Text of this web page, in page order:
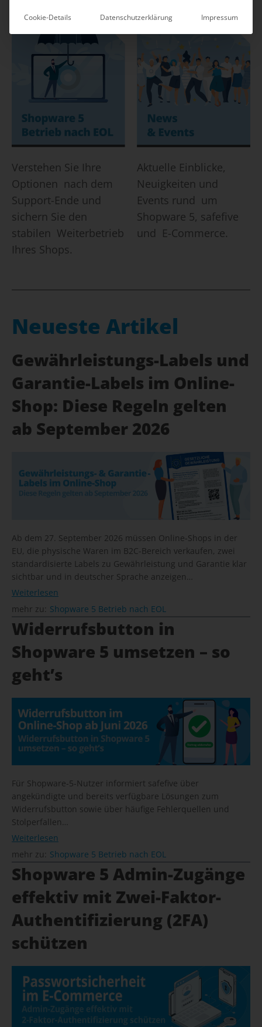
Verstehen Sie Ihre
Optionen nach dem
Support-Ende und
sichern Sie den
stabilen Weiterbetrieb
Ihres Shops.
Aktuelle Einblicke,
Neuigkeiten und
Events rund um
Shopware 5, safefive
und E-Commerce.
Neueste Artikel
Gewährleistungs-Labels und
Garantie-Labels im Online-
Shop: Diese Regeln gelten
ab September 2026
Ab dem 27. September 2026 müssen Online-Shops in der
EU, die physische Waren im B2C-Bereich verkaufen, zwei
standardisierte Labels zu Gewährleistung und Garantie klar
sichtbar und in deutscher Sprache anzeigen…
Weiterlesen
mehr zu: Shopware 5 Betrieb nach EOL
Widerrufsbutton in
Shopware 5 umsetzen – so
geht’s
Für Shopware-5-Nutzer informiert safefive über
angekündigte und bereits verfügbare Lösungen zum
Widerrufsbutton sowie über häufige Fehlerquellen und
Stolperfallen…
Weiterlesen
mehr zu: Shopware 5 Betrieb nach EOL
Shopware 5 Admin-Zugänge
effektiv mit Zwei-Faktor-
Authentifizierung (2FA)
schützen
Cookie-Details Datenschutzerklärung Impressum